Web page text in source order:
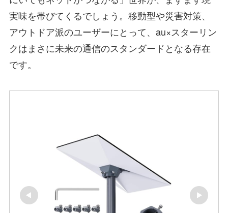
実味を帯びてくるでしょう。移動型や災害対策、
アウトドア派のユーザーにとって、au×スターリン
クはまさに未来の通信のスタンダードとなる存在
です。